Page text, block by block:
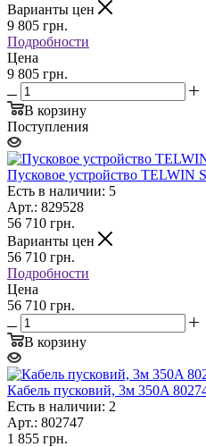
Варианты цен
9 805 грн.
Подробности
Цена
9 805 грн.
В корзину
Поступления
Пусковое устройство TELWIN
Есть в наличии: 5
Арт.: 829528
56 710 грн.
Варианты цен
56 710 грн.
Подробности
Цена
56 710 грн.
В корзину
Кабель пусковий, 3м 350A
Есть в наличии: 2
Арт.: 802747
1 855 грн.